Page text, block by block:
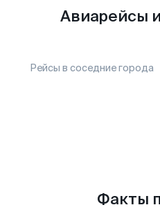
Авиарейсы
Рейсы в соседние города
Факты